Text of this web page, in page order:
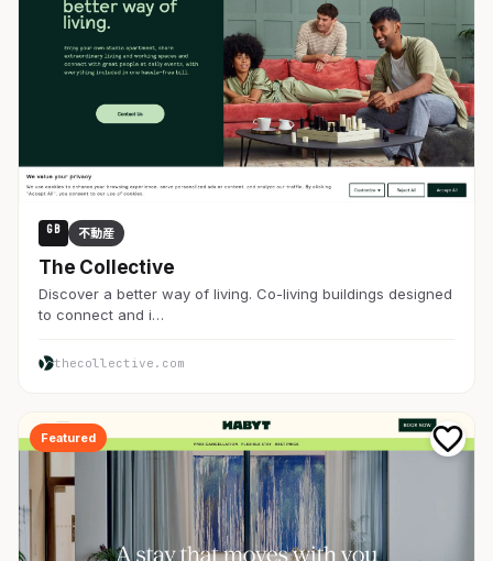
GB 不動産
The Collective
Discover a better way of living. Co-living buildings designed
to connect and i…
thecollective.com
Featured